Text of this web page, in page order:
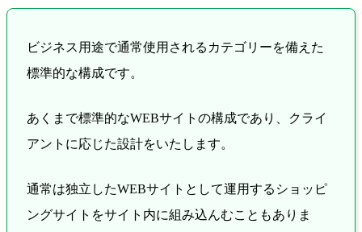
ビジネス用途で通常使用されるカテゴリーを備えた
標準的な構成です。
あくまで標準的なWEBサイトの構成であり、クライ
アントに応じた設計をいたします。
通常は独立したWEBサイトとして運用するショッピ
ングサイトをサイト内に組み込んむこともありま